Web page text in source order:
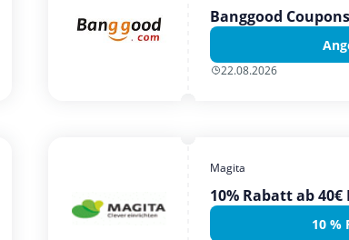
Banggood Coupons
22.08.2026
Magita
10% Rabatt ab
10 %